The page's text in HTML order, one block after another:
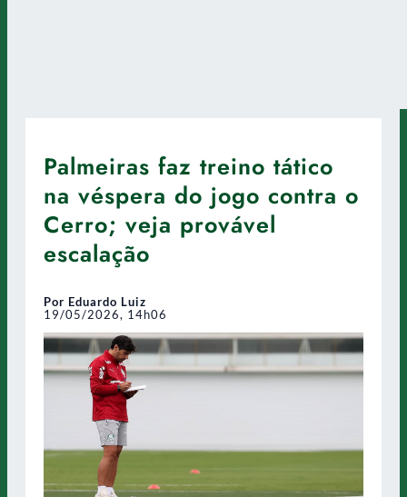
Palmeiras faz treino tático
na véspera do jogo contra o
Cerro; veja provável
escalação
Por Eduardo Luiz
19/05/2026, 14h06